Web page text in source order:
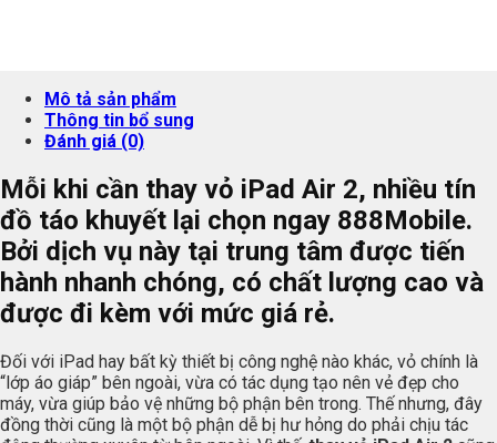
Mô tả sản phẩm
Thông tin bổ sung
Đánh giá (0)
Mỗi khi cần thay vỏ iPad Air 2, nhiều tín
đồ táo khuyết lại chọn ngay 888Mobile.
Bởi dịch vụ này tại trung tâm được tiến
hành nhanh chóng, có chất lượng cao và
được đi kèm với mức giá rẻ.
Đối với iPad hay bất kỳ thiết bị công nghệ nào khác, vỏ chính là
“lớp áo giáp” bên ngoài, vừa có tác dụng tạo nên vẻ đẹp cho
máy, vừa giúp bảo vệ những bộ phận bên trong. Thế nhưng, đây
đồng thời cũng là một bộ phận dễ bị hư hỏng do phải chịu tác